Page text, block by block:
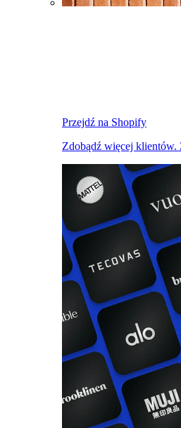
Przejdź na Shopify
Zdobądź więcej klientów.